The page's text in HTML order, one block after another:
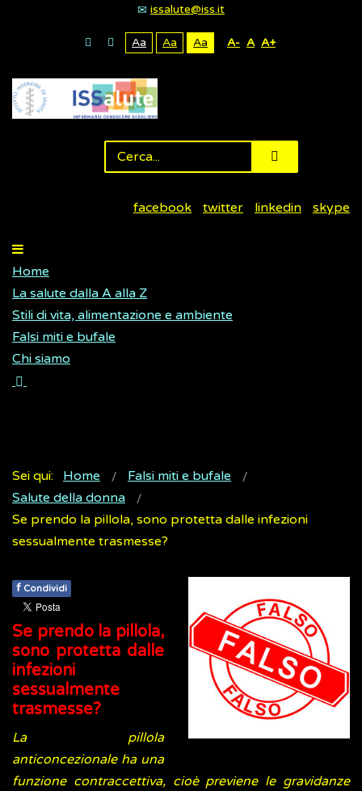
issalute@iss.it
Aa Aa Aa A- A A+
facebook twitter linkedin skype
Home
La salute dalla A alla Z
Stili di vita, alimentazione e ambiente
Falsi miti e bufale
Chi siamo
Sei qui: Home
Falsi miti e bufale
Salute della donna
Se prendo la pillola, sono protetta dalle infezioni
sessualmente trasmesse?
f Condividi
Se prendo la pillola,
sono protetta dalle
infezioni
sessualmente
trasmesse?
La pillola
anticoncezionale ha una
funzione contraccettiva, cioè previene le gravidanze